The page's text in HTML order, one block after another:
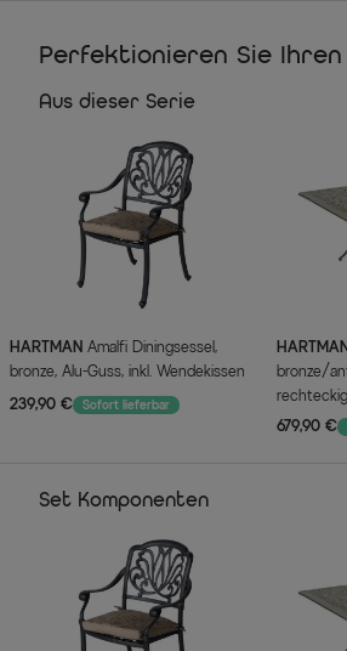
Perfektionieren Sie
Aus dieser Serie
HARTMAN
bronze, Alu-Guss, inkl. Wendekissen
239,90 €
Sofort lieferbar
HARTMAN
bronze/
rechteckig
679,90 €
Set Komponenten